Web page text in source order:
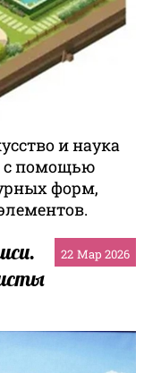
и наука
с помощью
форм,
22 Мар 2026